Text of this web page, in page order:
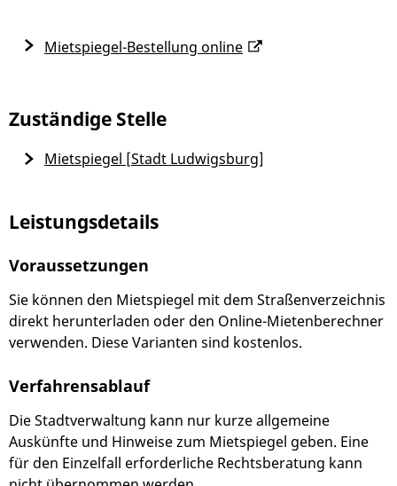
Mietspiegel-Bestellung online
Zuständige Stelle
Mietspiegel [Stadt Ludwigsburg]
Leistungsdetails
Voraussetzungen
Sie können den Mietspiegel mit dem Straßenverzeichnis
direkt herunterladen oder den Online-Mietenberechner
verwenden. Diese Varianten sind kostenlos.
Verfahrensablauf
Die Stadtverwaltung kann nur kurze allgemeine
Auskünfte und Hinweise zum Mietspiegel geben. Eine
für den Einzelfall erforderliche Rechtsberatung kann